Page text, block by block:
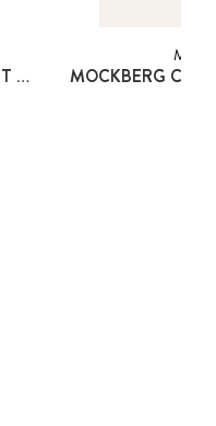
MOCKBERG DARLING BRACELET GOLD